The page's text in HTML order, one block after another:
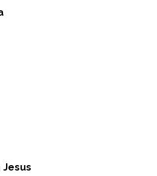
Jesus